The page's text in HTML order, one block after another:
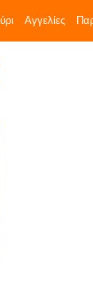
Αγγελίες